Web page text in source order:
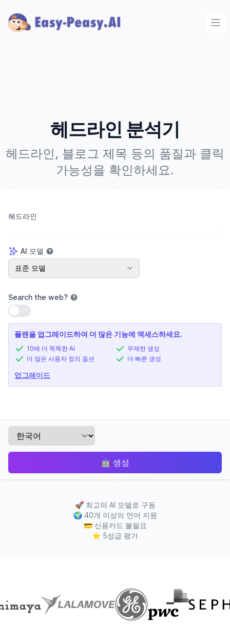
헤드라인 분석기
헤드라인, 블로그 제목 등의 품질과 클릭
가능성을 확인하세요.
헤드라인
AI 모델
AI 모델
표준 모델
Search the web?
설정 사용
플랜을 업그레이드하여 더 많은 기능에 액세스하세요.
10배 더 똑똑한 AI
더 많은 사용자 정의 옵션
무제한 생성
더 빠른 생성
업그레이드
🤖 생성
🚀 최고의 AI 모델로 구동
🌍 40개 이상의 언어 지원
💳 신용카드 불필요
⭐ 5성급 평가